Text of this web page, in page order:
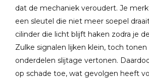
dat de mechaniek veroudert. Je
een sleutel die niet meer soepel
cilinder die licht blijft haken zodra je
Zulke signalen lijken klein, toch
onderdelen slijtage vertonen.
op schade toe, wat gevolgen heeft